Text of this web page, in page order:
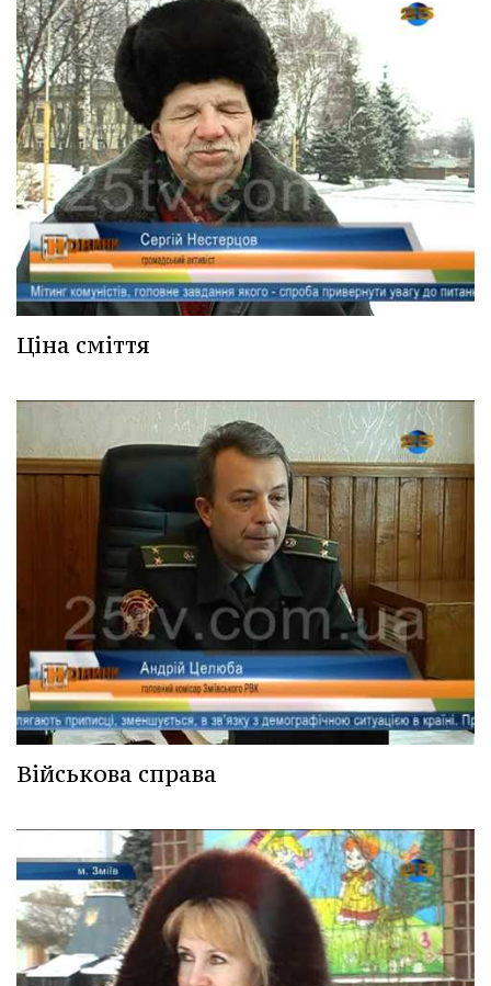
Ціна сміття
Військова справа